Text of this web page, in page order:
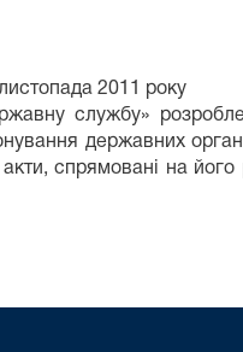
2011 року
службу»
державних
спрямовані на